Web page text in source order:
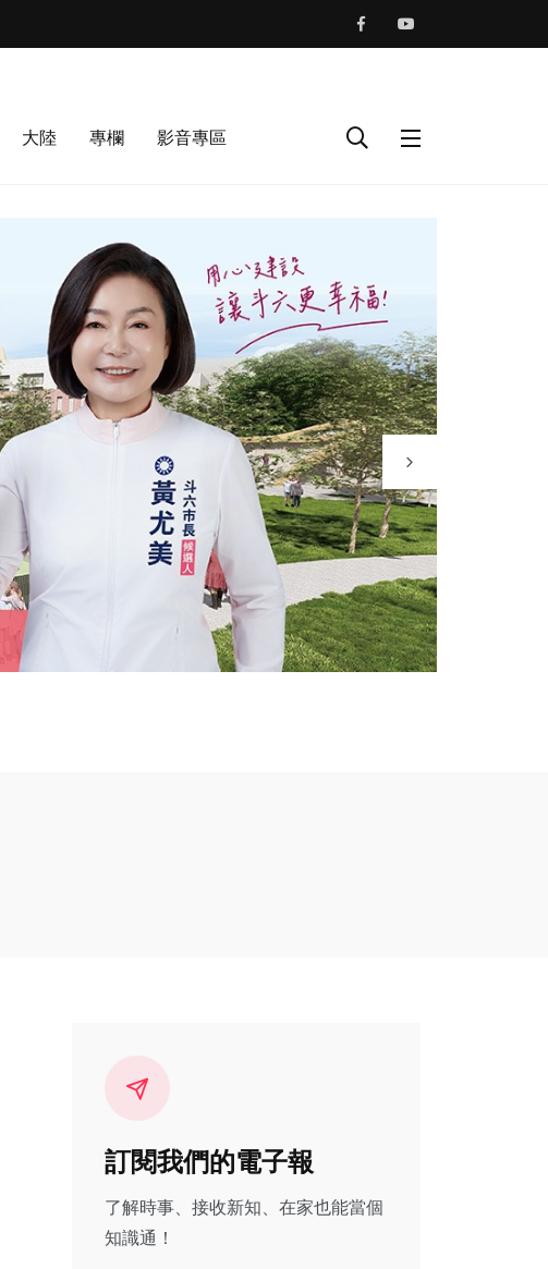
大陸 專欄 影音專區
訂閱我們的電子報
了解時事、接收新知、在家也能當個
知識通！